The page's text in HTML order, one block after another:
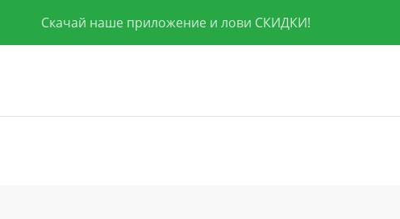
Скачай наше приложение и лови СКИДКИ!